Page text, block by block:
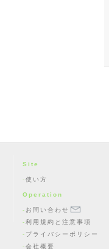
Site
使い方
Operation
お問い合わせ
利用規約と注意事項
プライバシーポリシー
会社概要